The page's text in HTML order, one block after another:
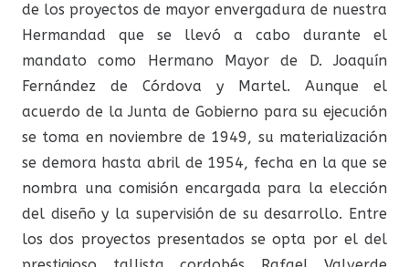
de los proyectos de mayor envergadura de nuestra
Hermandad que se llevó a cabo durante el
mandato como Hermano Mayor de D. Joaquín
Fernández de Córdova y Martel. Aunque el
acuerdo de la Junta de Gobierno para su ejecución
se toma en noviembre de 1949, su materialización
se demora hasta abril de 1954, fecha en la que se
nombra una comisión encargada para la elección
del diseño y la supervisión de su desarrollo. Entre
los dos proyectos presentados se opta por el del